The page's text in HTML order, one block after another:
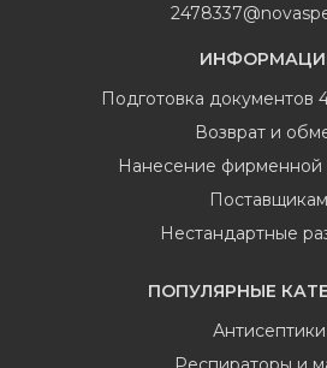
Подготовка документов
Возврат и
Нанесение фирменной
Поставщикам
Нестандартные
ПОПУЛЯРНЫЕ
Антисептики